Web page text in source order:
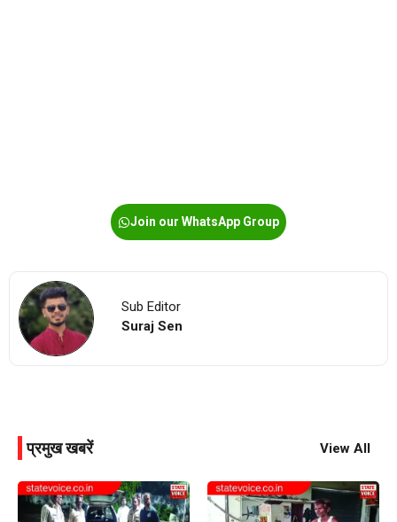
Join our WhatsApp Group
Sub Editor
Suraj Sen
प्रमुख खबरें View All